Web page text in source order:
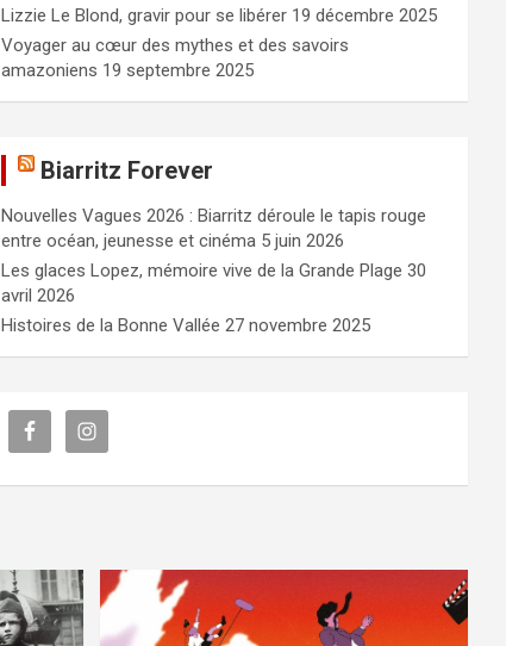
e
r
Lizzie Le Blond, gravir pour se libérer 19 décembre 2025
Voyager au cœur des mythes et des savoirs
amazoniens 19 septembre 2025
Biarritz Forever
Nouvelles Vagues 2026 : Biarritz déroule le tapis rouge
entre océan, jeunesse et cinéma 5 juin 2026
Les glaces Lopez, mémoire vive de la Grande Plage 30
avril 2026
Histoires de la Bonne Vallée 27 novembre 2025